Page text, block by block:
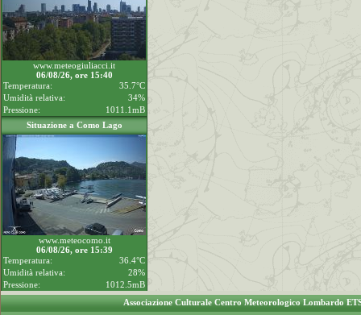
www.meteogiuliacci.it
06/08/26, ore 15:40
Temperatura:
35.7°C
Umidità relativa:
34%
Pressione:
1011.1mB
Situazione a Como Lago
www.meteocomo.it
06/08/26, ore 15:39
Temperatura:
36.4°C
Umidità relativa:
28%
Pressione:
1012.5mB
Associazione Culturale Centro Meteorologico Lombardo